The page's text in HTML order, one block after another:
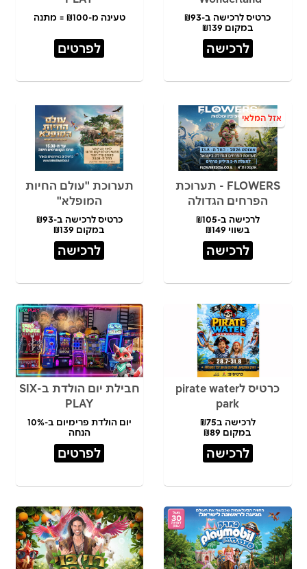
כרטיס לרכישה ב-₪93
במקום ₪139
לרכישה
טעינה מ-₪100 = מתנה
לפרטים
FLOWERS - תערוכת
הפרחים הגדולה
לרכישה ב-₪105
בשווי ₪149
לרכישה
אזל המלאי
תערוכת "עולם החיות
המופלא"
כרטיס לרכישה ב-₪93
במקום ₪139
לרכישה
כרטיס לpirate water
park
לרכישה ב₪75
במקום ₪89
לרכישה
חבילת יום הולדת ב-SIX
PLAY
יום הולדת פרימיום ב-10%
הנחה
לפרטים